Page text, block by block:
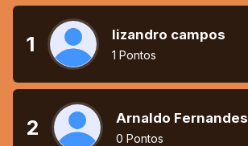
1 lizandro campos
1 Pontos
2 Arnaldo Fernandes
0 Pontos